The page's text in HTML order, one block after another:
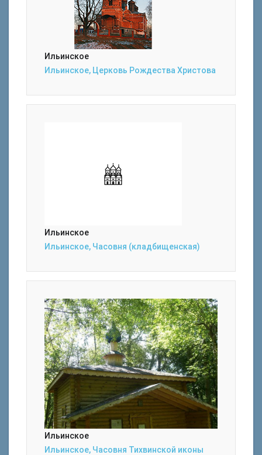
Ильинское
Ильинское, Церковь Рождества Христова
Ильинское
Ильинское, Часовня (кладбищенская)
Ильинское
Ильинское, Часовня Тихвинской иконы